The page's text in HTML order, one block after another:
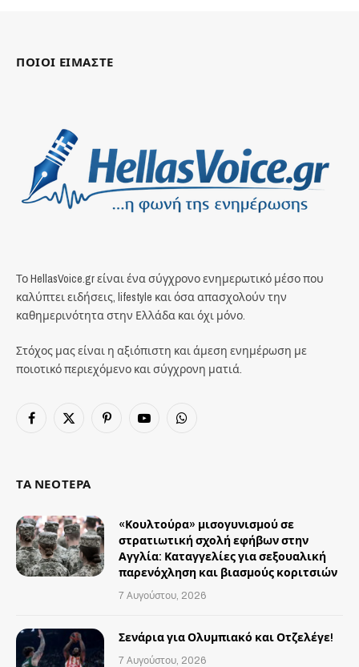
ΠΟΙΟΙ ΕΙΜΑΣΤΕ
Το HellasVoice.gr είναι ένα σύγχρονο ενημερωτικό μέσο που
καλύπτει ειδήσεις, lifestyle και όσα απασχολούν την
καθημερινότητα στην Ελλάδα και όχι μόνο.
Στόχος μας είναι η αξιόπιστη και άμεση ενημέρωση με
ποιοτικό περιεχόμενο και σύγχρονη ματιά.
Facebook
X
PinterestYouTubeWhatsApp
ΤΑ ΝΕΟΤΕΡΑ
«Κουλτούρα» μισογυνισμού σε
στρατιωτική σχολή εφήβων στην
Αγγλία: Καταγγελίες για σεξουαλική
παρενόχληση και βιασμούς κοριτσιών
7 Αυγούστου, 2026
Σενάρια για Ολυμπιακό και Οτζελέγε!
7 Αυγούστου, 2026